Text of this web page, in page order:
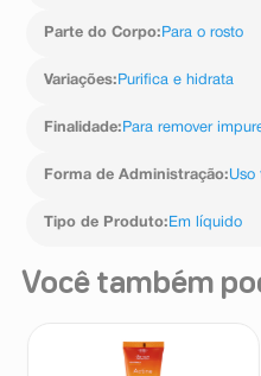
Parte do Corpo: Para o rosto
Variações: Purifica e hidrata
Finalidade: Para remover
Forma de Administração:Uso
Tipo de Produto: Em líquido
Você também